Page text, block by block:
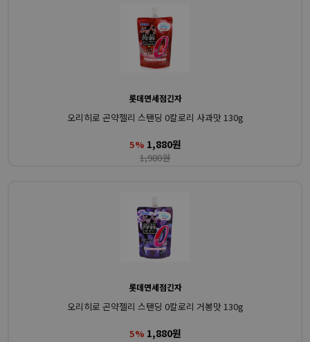
롯데면세점긴자
오리히로 곤약젤리 스탠딩 0칼로리 사과맛 130g
5% 1,880원
1,980원
롯데면세점긴자
오리히로 곤약젤리 스탠딩 0칼로리 거봉맛 130g
5% 1,880원